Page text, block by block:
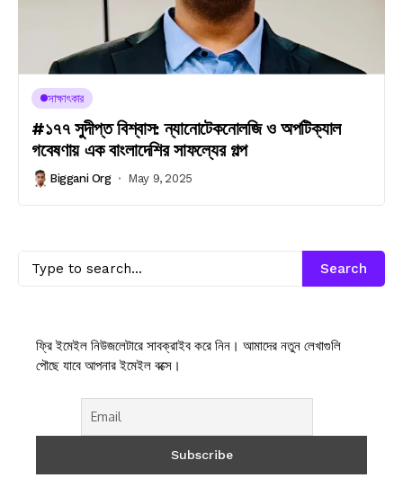
সাক্ষাৎকার
#১৭৭ সুদীপ্ত বিশ্বাস: ন্যানোটেকনোলজি ও অপটিক্যাল
গবেষণায় এক বাংলাদেশির সাফল্যের গল্প
Biggani Org May 9, 2025
Search
ফ্রি ইমেইল নিউজলেটারে সাবক্রাইব করে নিন। আমাদের নতুন লেখাগুলি
পৌছে যাবে আপনার ইমেইল বক্সে।